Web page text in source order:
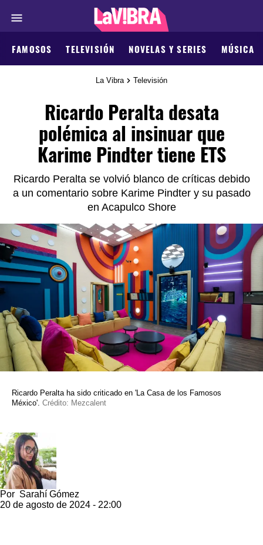
FAMOSOS TELEVISIÓN NOVELAS Y SERIES MÚSICA
La Vibra Televisión
Ricardo Peralta desata
polémica al insinuar que
Karime Pindter tiene ETS
Ricardo Peralta se volvió blanco de críticas debido
a un comentario sobre Karime Pindter y su pasado
en Acapulco Shore
Ricardo Peralta ha sido criticado en 'La Casa de los Famosos
México'. Crédito: Mezcalent
Por Sarahí Gómez
20 de agosto de 2024 - 22:00